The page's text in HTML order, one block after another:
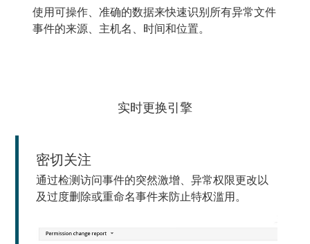
使用可操作、准确的数据来快速识别所有异常文件
事件的来源、主机名、时间和位置。
实时更换引擎
密切关注
通过检测访问事件的突然激增、异常权限更改以
及过度删除或重命名事件来防止特权滥用。